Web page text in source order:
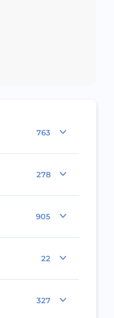
763
278
905
22
327